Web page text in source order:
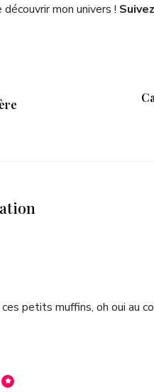
découvrir mon univers !
petits muffins, oh oui au
dit